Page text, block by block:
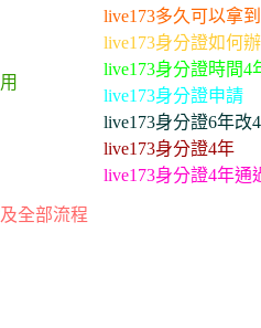
全部流程
live173多久可以拿
live173身分證如何
live173身分證時間4
live173身分證申請
live173身分證6年改
live173身分證4年
live173身分證4年通